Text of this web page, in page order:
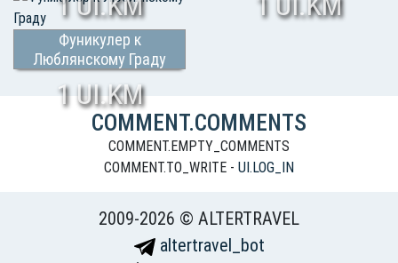
Фуникулер к
Люблянскому Граду
1 UI.KM
COMMENT.COMMENTS
COMMENT.EMPTY_COMMENTS
COMMENT.TO_WRITE - UI.LOG_IN
2009-2026 © ALTERTRAVEL
altertravel_bot